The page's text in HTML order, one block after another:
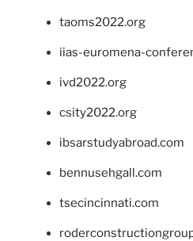
taoms2022.org
iias-euromena-
ivd2022.org
csity2022.org
ibsarstudyabroad.com
bennusehgall.com
tsecincinnati.com